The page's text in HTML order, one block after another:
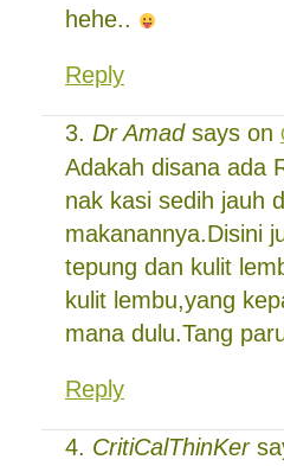
hehe..
Reply
Dr Amadsays on
Adakah disana ada
nak kasi sedih jauh
makanannya.Disini
tepung dan kulit
kulit lembu,yang
mana dulu.Tang
Reply
CritiCalThinKer